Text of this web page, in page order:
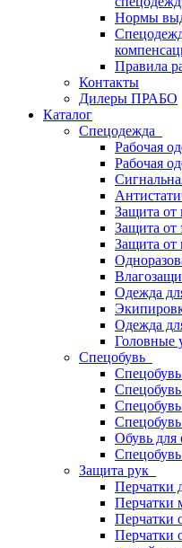
Нормы
Правила
Контакты
Дилеры ПРАБО
Каталог
Спецодежда
Рабочая
Рабочая
Защита
Защита от
Защита от
Одежда
Одежда
Головные
Спецобувь
Обувь для
Защита рук
Перчатки
Перчатки
Перчатки
Перчатки